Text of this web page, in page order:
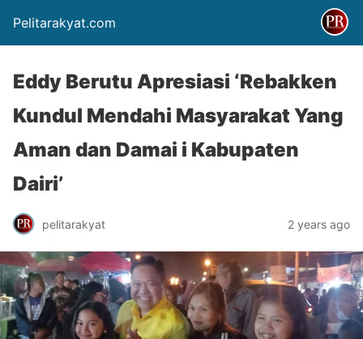
Pelitarakyat.com
Eddy Berutu Apresiasi ‘Rebakken
Kundul Mendahi Masyarakat Yang
Aman dan Damai i Kabupaten
Dairi’
pelitarakyat 2 years ago